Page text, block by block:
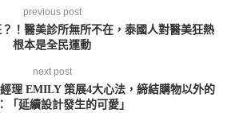
previous post
！醫美診所無所不在，泰國人對醫美狂熱
根本是全民運動
next post
理 EMILY 策展4大心法，締結購物以外的
「延續設計發生的可愛」